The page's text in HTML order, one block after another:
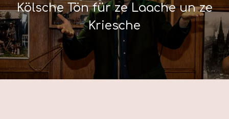
Kölsche Tönfür ze Laache un ze
Kriesche